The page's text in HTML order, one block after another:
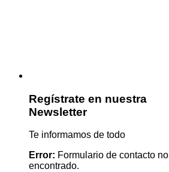
Regístrate en nuestra
Newsletter
Te informamos de todo
Error: Formulario de contacto no
encontrado.